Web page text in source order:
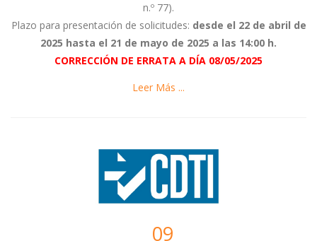
n.º 77).
Plazo para presentación de solicitudes: desde el 22 de abril de
2025 hasta el 21 de mayo de 2025 a las 14:00 h.
CORRECCIÓN DE ERRATA A DÍA 08/05/2025
Leer Más ...
09